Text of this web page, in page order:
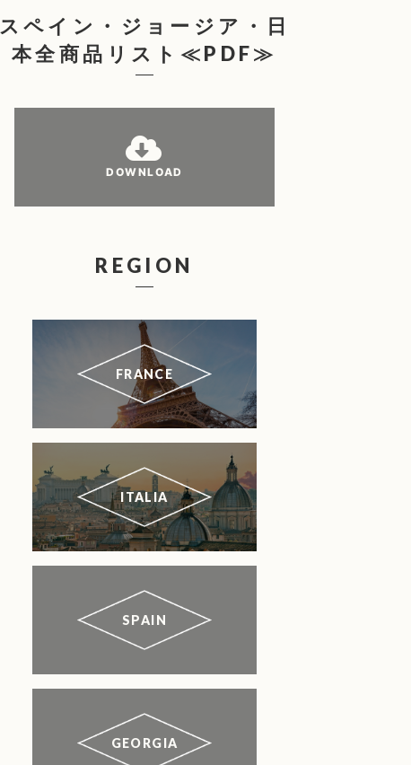
スペイン・ジョージア・日
本全商品リスト≪PDF≫
DOWNLOAD
REGION
FRANCE
ITALIA
SPAIN
GEORGIA